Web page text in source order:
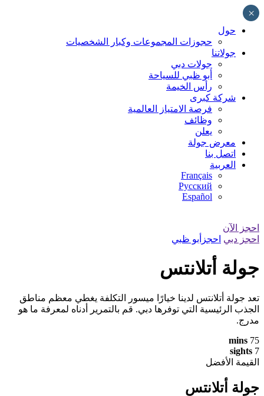
Skip
to
contentحول
حجوزات المجموعات وكبار الشخصيات
جولاتنا
جولات دبي
أبو ظبي للسياحة
رأس الخيمة
شركة كبرى
فرصة الامتياز العالمية
وظائف
يعلن
معرض جولة
اتصل بنا
العربية
Français
Русский
Español
احجز الآن
احجز دبي احجزأبو ظبي
جولة أتلانتس
تعد جولة أتلانتس لدينا خيارًا ميسور التكلفة يغطي معظم مناطق
الجذب الرئيسية التي توفرها دبي. قم بالتمرير أدناه لمعرفة ما هو
مدرج.
75
mins
7
sights
القيمة الأفضل
جولة أتلانتس
×